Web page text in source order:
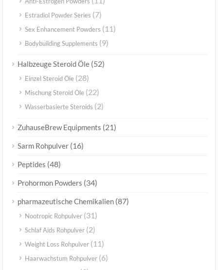
Estradiol Powder Series (7)
Sex Enhancement Powders (11)
Bodybuilding Supplements (9)
Halbzeuge Steroid Öle (52)
Einzel Steroid Öle (28)
Mischung Steroid Öle (22)
Wasserbasierte Steroids (2)
ZuhauseBrew Equipments (21)
Sarm Rohpulver (16)
Peptides (48)
Prohormon Powders (34)
pharmazeutische Chemikalien (87)
Nootropic Rohpulver (31)
Schlaf Aids Rohpulver (2)
Weight Loss Rohpulver (11)
Haarwachstum Rohpulver (6)